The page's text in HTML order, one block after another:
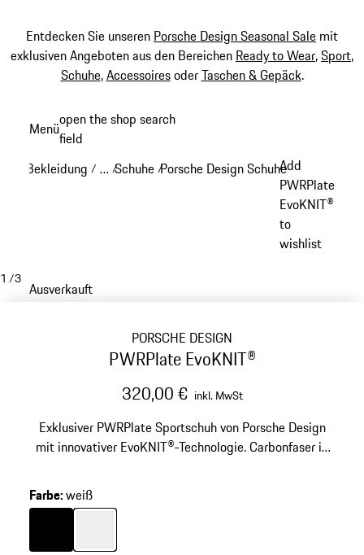
Entdecken Sie unseren Porsche Design Seasonal Sale mit
exklusiven Angeboten aus den Bereichen Ready to Wear,Sport,
Schuhe,AccessoiresoderTaschen & Gepäck.
Hauptinhalt
Menüopen the shop search
field
Bekleidung / …
Reveal collapsed breadcrumb items
/Schuhe /Porsche Design Schuhe/
Add
PWRPlate
EvoKNIT®
to
wishlist
1 /3
Ausverkauft
PORSCHE DESIGN
PWRPlate EvoKNIT®
320,00 € inkl. MwSt
Exklusiver PWRPlate Sportschuh von Porsche Design
mit innovativer EvoKNIT®-Technologie. Carbonfaser in
Farbe:weiß
Farbe
schwarz
Farbe weiß